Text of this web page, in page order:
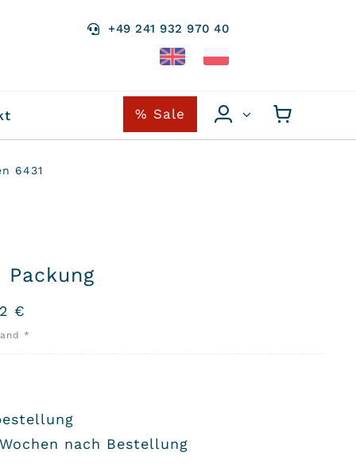
+49 241 932 970 40
% Sale
6431
Packung
€
*
nach Bestellung